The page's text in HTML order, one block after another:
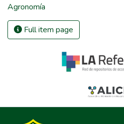
Agronomía
Full item page